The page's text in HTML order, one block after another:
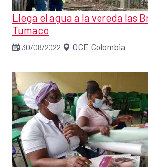
Llega el agua a la vereda las
Tumaco
30/08/2022 OCE Colombia